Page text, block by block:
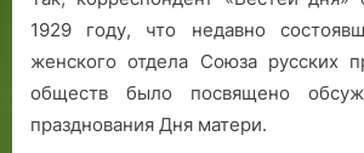
1929 году, что недавно
женского отдела Союза русских
обществ было посвящено
празднования Дня матери.